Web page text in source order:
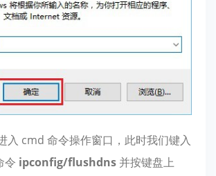
入 cmd 命令操作窗口，此时我们键入
令 ipconfig/flushdns 并按键盘上